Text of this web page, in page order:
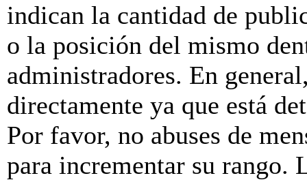
indican la cantidad de
o la posición del mismo
administradores. En
directamente ya que está
Por favor, no abuses de
para incrementar su rango.